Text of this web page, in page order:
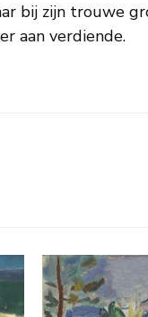
aan verdiende.